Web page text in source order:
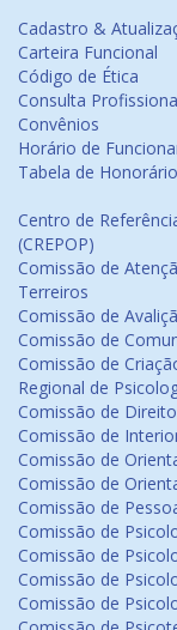
Cadastro &
Carteira Funcional
Código de Ética
Consulta
Convênios
Horário de
Tabela de
Centro de
(CREPOP)
Comissão de
Terreiros
Comissão de
Comissão de
Comissão de
Regional de
Comissão de
Comissão de
Comissão de
Comissão de
Comissão de
Comissão de
Comissão de
Comissão de
Comissão de